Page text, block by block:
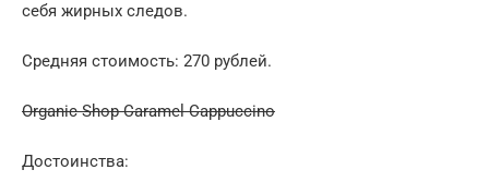
себя жирных следов.
Средняя стоимость: 270 рублей.
Organic Shop Caramel Cappuccino
Достоинства: